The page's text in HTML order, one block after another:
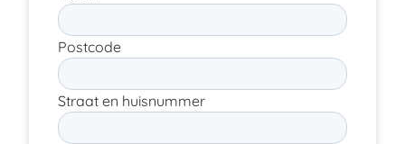
Postcode
Straat en huisnummer